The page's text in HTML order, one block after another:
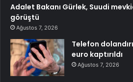
Adalet Bakanı Gürlek, Suudi
görüştü
Ağustos 7, 2026
Telefon
euro kaptırıldı
Ağustos 7, 2026